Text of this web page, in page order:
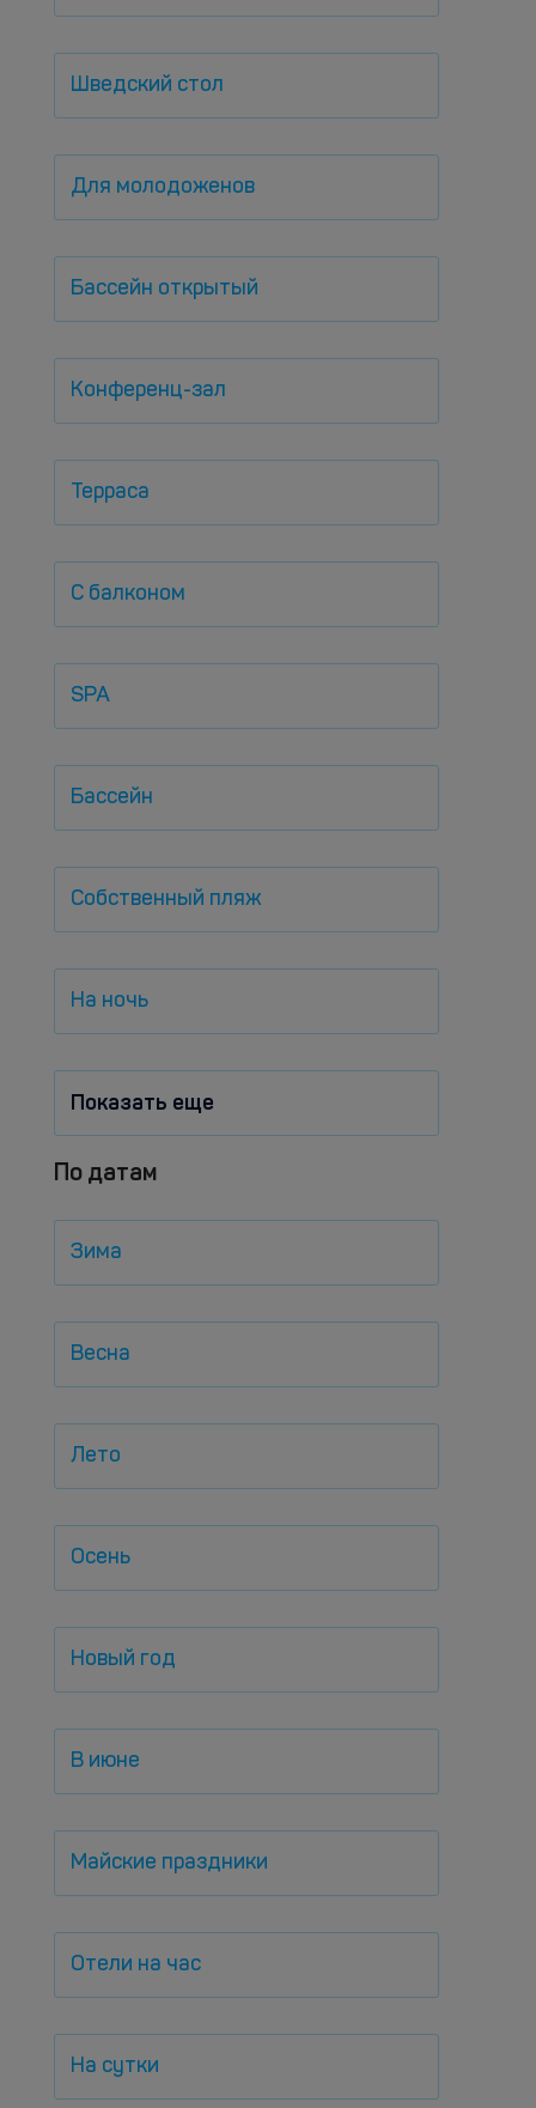
Шведский стол
Для молодоженов
Бассейн открытый
Конференц-зал
Терраса
С балконом
SPA
Бассейн
Собственный пляж
На ночь
Показать еще
По датам
Зима
Весна
Лето
Осень
Новый год
В июне
Майские праздники
Отели на час
На сутки